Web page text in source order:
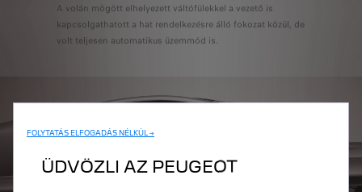
A volán mögött elhelyezett váltófülekkel a vezető is
kapcsolgathatott a hat rendelkezésre álló fokozat közül, de
volt teljesen automatikus üzemmód is.
FOLYTATÁS ELFOGADÁS NÉLKÜL →
ÜDVÖZLI AZ PEUGEOT